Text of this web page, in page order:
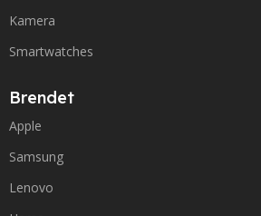
Kamera
Smartwatches
Brendet
Apple
Samsung
Lenovo